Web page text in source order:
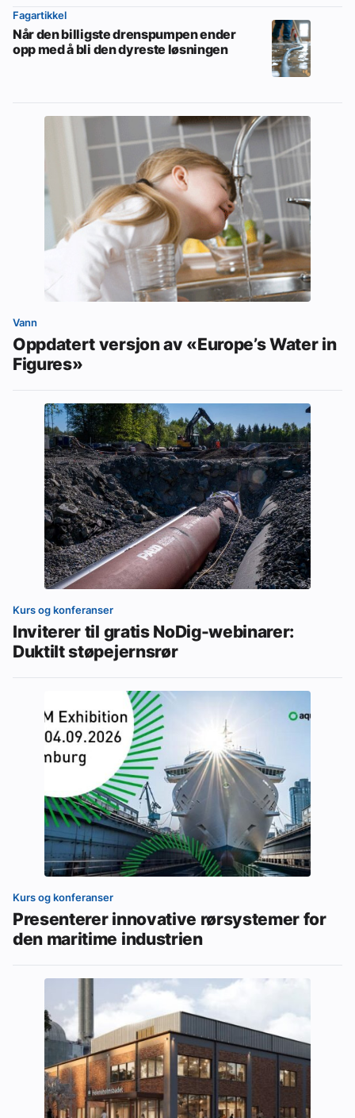
Fagartikkel
Når den billigste drenspumpen ender
opp med å bli den dyreste løsningen
Vann
Oppdatert versjon av «Europe’s Water in
Figures»
Kurs og konferanser
Inviterer til gratis NoDig-webinarer:
Duktilt støpejernsrør
Kurs og konferanser
Presenterer innovative rørsystemer for
den maritime industrien